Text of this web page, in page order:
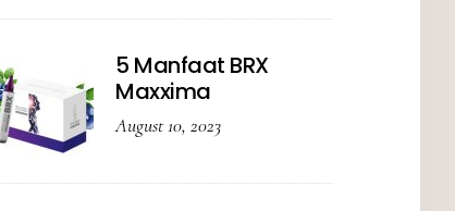
5 Manfaat BRX
Maxxima
August 10, 2023